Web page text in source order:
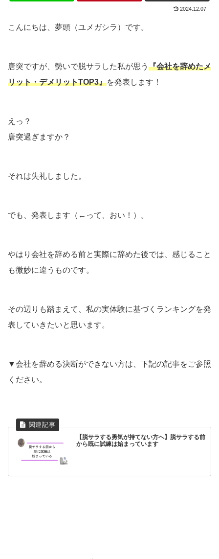
2024.12.07
こんにちは、夢頭（ユメガシラ）です。
唐突ですが、勢いで脱サラした私が思う 『会社を辞めたメ
リット・デメリットTOP3』を発表します！
えっ？
唐突過ぎますか？
それは失礼しました。
でも、発表します（←って、おい！）。
やはり会社を辞める前と実際に辞めた後では、感じること
も微妙に違うものです。
その辺りも踏まえて、私の実体験に基づくランキングを発
表していきたいと思います。
▼会社を辞める決断ができない方は、下記の記事をご参照
ください。
【脱サラする勇気が持てない方へ】脱サラする前
から既に試練は始まっています